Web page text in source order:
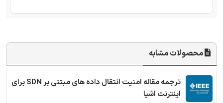
محصولات مشابه
ترجمه مقاله امنیت انتقال داده های مبتنی بر SDN برای
اینترنت اشیا